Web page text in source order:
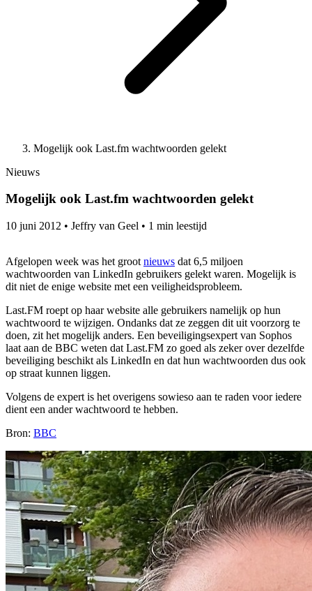
Mogelijk ook Last.fm wachtwoorden gelekt
Nieuws
Mogelijk ook Last.fm wachtwoorden gelekt
10 juni 2012 • Jeffry van Geel • 1 min leestijd
Afgelopen week was het groot nieuws dat 6,5 miljoen
wachtwoorden van LinkedIn gebruikers gelekt waren. Mogelijk is
dit niet de enige website met een veiligheidsprobleem.
Last.FM roept op haar website alle gebruikers namelijk op hun
wachtwoord te wijzigen. Ondanks dat ze zeggen dit uit voorzorg te
doen, zit het mogelijk anders. Een beveiligingsexpert van Sophos
laat aan de BBC weten dat Last.FM zo goed als zeker over dezelfde
beveiliging beschikt als LinkedIn en dat hun wachtwoorden dus ook
op straat kunnen liggen.
Volgens de expert is het overigens sowieso aan te raden voor iedere
dient een ander wachtwoord te hebben.
Bron: BBC